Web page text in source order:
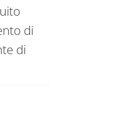
di
di